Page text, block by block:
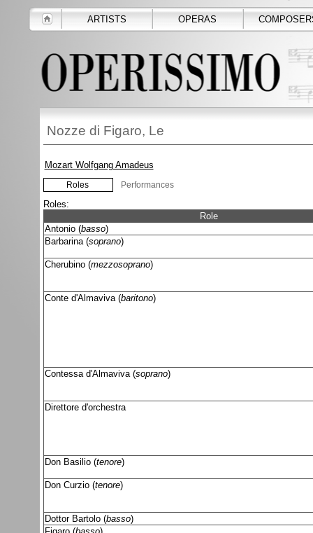
ARTISTS OPERAS
Nozze di Figaro, Le
Mozart Wolfgang Amadeus
Roles Performances
Roles:
Role
Antonio (basso)
Barbarina (soprano)
Cherubino (mezzosoprano)
Conte d'Almaviva (baritono)
Contessa d'Almaviva (soprano)
Direttore d'orchestra
Don Basilio (tenore)
Don Curzio (tenore)
Dottor Bartolo (basso)